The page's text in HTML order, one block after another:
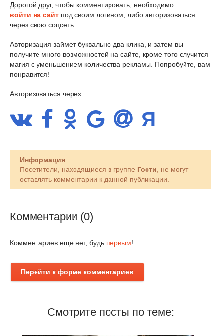
Дорогой друг, чтобы комментировать, необходимо
войти на сайт под своим логином, либо авторизоваться
через свою соцсеть.
Авторизация займет буквально два клика, и затем вы
получите много возможностей на сайте, кроме того случится
магия с уменьшением количества рекламы. Попробуйте, вам
понравится!
Авторизоваться через:
Информация
Посетители, находящиеся в группе Гости , не могут
оставлять комментарии к данной публикации.
Комментарии (0)
Комментариев еще нет, будь первым!
Перейти к форме комментариев
Смотрите посты по теме: